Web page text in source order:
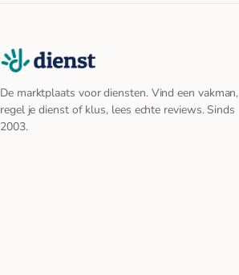
De marktplaats voor diensten. Vind een vakman,
regel je dienst of klus, lees echte reviews. Sinds
2003.